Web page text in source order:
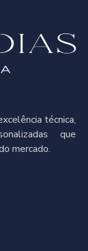
técnica,
que
mercado.